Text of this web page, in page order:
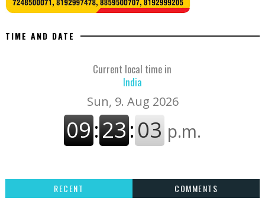
TIME AND DATE
Current local time in
India
RECENT
COMMENTS